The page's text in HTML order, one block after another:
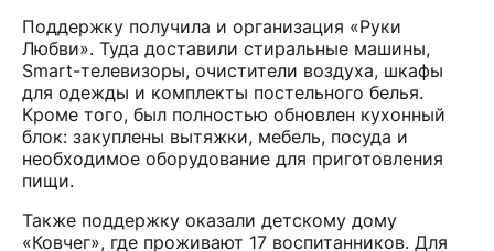
Поддержку получила и организация «Руки
Любви». Туда доставили стиральные машины,
Smart-телевизоры, очистители воздуха, шкафы
для одежды и комплекты постельного белья.
Кроме того, был полностью обновлен кухонный
блок: закуплены вытяжки, мебель, посуда и
необходимое оборудование для приготовления
пищи.
Также поддержку оказали детскому дому
«Ковчег», где проживают 17 воспитанников. Для